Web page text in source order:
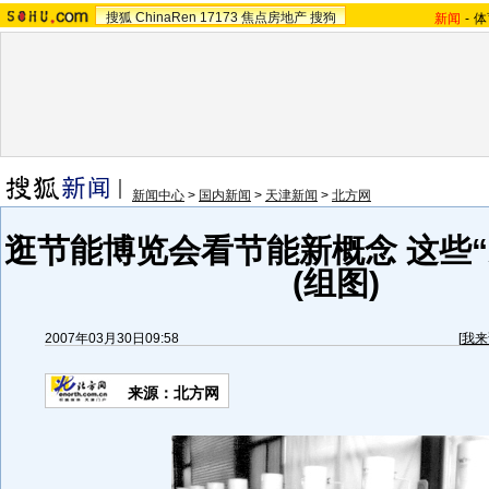
搜狐 ChinaRen 17173 焦点房地产 搜狗 新闻 -
新闻中心 > 国内新闻 > 天津新闻 > 北方网
逛节能博览会看节能新概念 这些
(组图)
2007年03月30日09:58 [我
来源：北方网